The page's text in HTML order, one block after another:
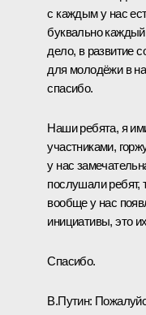
с каждым у нас
буквально
дело, в развитие
для молодёжи в
спасибо.
Наши ребята, я
участниками,
у нас
послушали ребят,
вообще у нас
инициативы, это
Спасибо.
В.Путин: